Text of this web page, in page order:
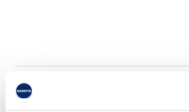
Kontakta oss